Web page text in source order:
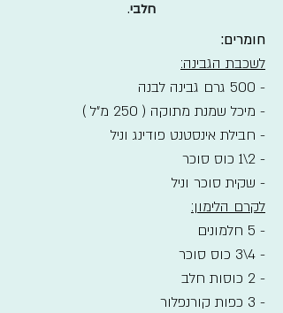
חלבי.
חומרים:
לשכבת הגבינה:
- 500 גרם גבינה לבנה
- מיכל שמנת מתוקה ( 250 מ"ל )
- חבילת אינסטנט פודינג וניל
- 2\1 כוס סוכר
- שקית סוכר וניל
לקרם הלימון:
- 5 חלמונים
- 4\3 כוס סוכר
- 2 כוסות חלב
- 3 כפות קורנפלור